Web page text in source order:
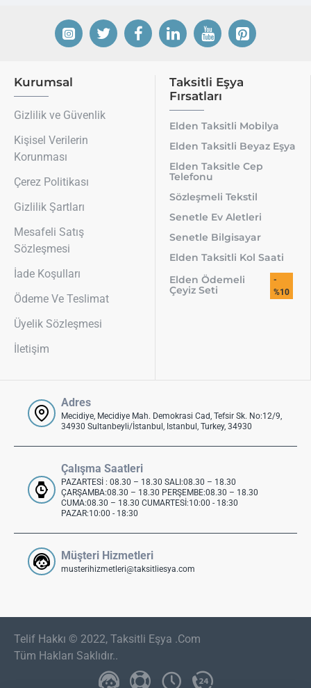
Kurumsal
Gizlilik ve Güvenlik
Kişisel Verilerin
Korunması
Çerez Politikası
Gizlilik Şartları
Mesafeli Satış
Sözleşmesi
İade Koşulları
Ödeme Ve Teslimat
Üyelik Sözleşmesi
İletişim
Taksitli Eşya
Fırsatları
Elden Taksitli Mobilya
Elden Taksitli Beyaz Eşya
Elden Taksitle Cep
Telefonu
Sözleşmeli Tekstil
Senetle Ev Aletleri
Senetle Bilgisayar
Elden Taksitli Kol Saati
Elden Ödemeli
Çeyiz Seti
-
%10
Adres
Mecidiye, Mecidiye Mah. Demokrasi Cad, Tefsir Sk. No:12/9,
34930 Sultanbeyli/İstanbul, Istanbul, Turkey, 34930
Çalışma Saatleri
PAZARTESİ : 08.30 – 18.30 SALI:08.30 – 18.30
ÇARŞAMBA:08.30 – 18.30 PERŞEMBE:08.30 – 18.30
CUMA:08.30 – 18.30 CUMARTESİ:10:00 - 18:30
PAZAR:10:00 - 18:30
Müşteri Hizmetleri
musterihizmetleri@taksitliesya.com
Telif Hakkı © 2022, Taksitli Eşya .Com
Tüm Hakları Saklıdır..